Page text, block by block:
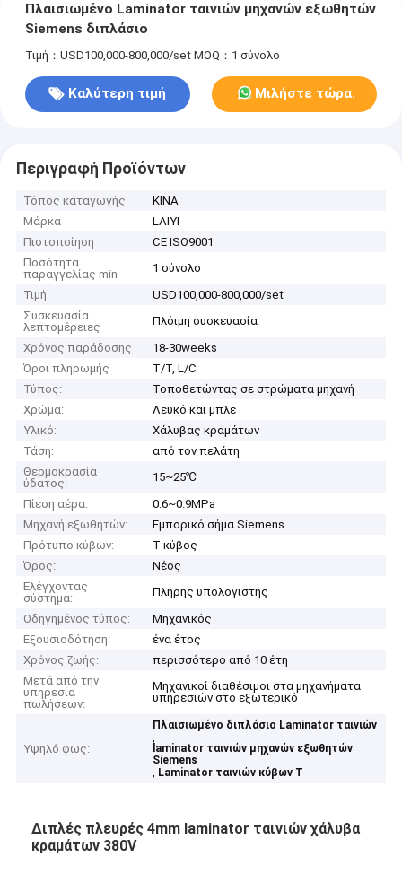
Πλαισιωμένο Laminator ταινιών μηχανών εξωθητών
Siemens διπλάσιο
Τιμή：USD100,000-800,000/set MOQ：1 σύνολο
Καλύτερη τιμή Μιλήστε τώρα.
Περιγραφή Προϊόντων
Τόπος καταγωγής
ΚΙΝΑ
Μάρκα
LAIYI
Πιστοποίηση
CE ISO9001
Ποσότητα
παραγγελίας min
1 σύνολο
Τιμή
USD100,000-800,000/set
Συσκευασία
λεπτομέρειες
Πλόιμη συσκευασία
Χρόνος παράδοσης
18-30weeks
Όροι πληρωμής
T/T, L/C
Τύπος:
Τοποθετώντας σε στρώματα μηχανή
Χρώμα:
Λευκό και μπλε
Υλικό:
Χάλυβας κραμάτων
Τάση:
από τον πελάτη
Θερμοκρασία
ύδατος:
15~25℃
Πίεση αέρα:
0.6~0.9MPa
Μηχανή εξωθητών:
Εμπορικό σήμα Siemens
Πρότυπο κύβων:
Τ-κύβος
Όρος:
Νέος
Ελέγχοντας
σύστημα:
Πλήρης υπολογιστής
Οδηγημένος τύπος:
Μηχανικός
Εξουσιοδότηση:
ένα έτος
Χρόνος ζωής:
περισσότερο από 10 έτη
Μετά από την
υπηρεσία
πωλήσεων:
Μηχανικοί διαθέσιμοι στα μηχανήματα
υπηρεσιών στο εξωτερικό
Υψηλό φως:
Πλαισιωμένο διπλάσιο Laminator ταινιών
,
laminator ταινιών μηχανών εξωθητών
Siemens
, Laminator ταινιών κύβων Τ
Διπλές πλευρές 4mm laminator ταινιών χάλυβα
κραμάτων 380V